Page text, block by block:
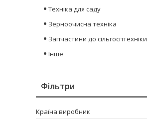
Техніка для саду
Зерноочисна техніка
Запчастини до сільгосптехніки
Інше
Фільтри
Країна виробник